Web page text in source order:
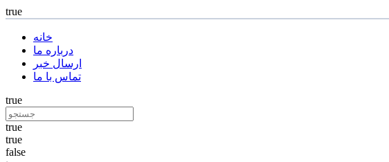
true
خانه
درباره ما
ارسال خبر
تماس با ما
true
true
true
false